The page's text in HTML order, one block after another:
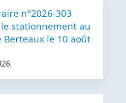
n°2026-303
stationnement au
Berteaux le 10 août